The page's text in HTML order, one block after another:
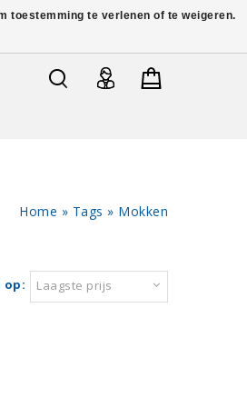
Home » Tags » Mokken
op: Laagste prijs
toestemming te verlenen of te weigeren.